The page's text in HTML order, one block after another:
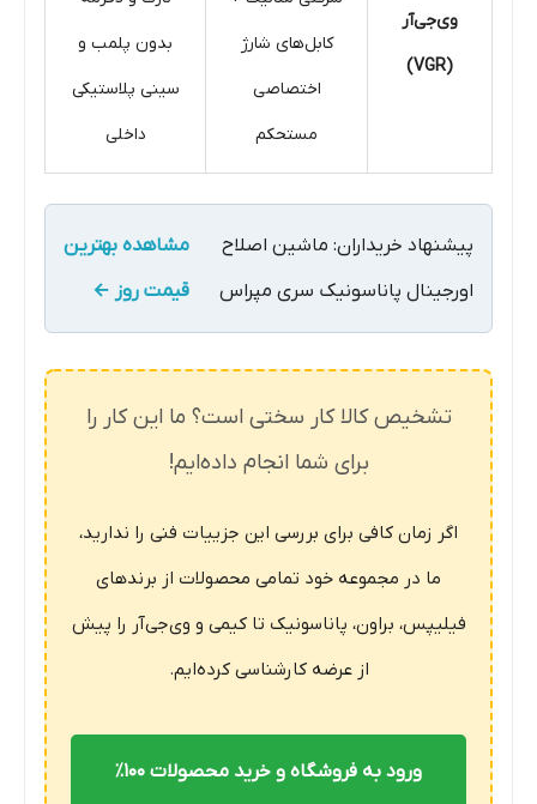
وی‌جی‌آر
(VGR)
کابل‌های شارژ
اختصاصی
مستحکم
بدون پلمب و
سینی پلاستیکی
داخلی
پیشنهاد خریداران: ماشین اصلاح
اورجینال پاناسونیک سری مپراس
مشاهده بهترین
قیمت روز ←
تشخیص کالا کار سختی است؟ ما این کار را
برای شما انجام داده‌ایم!
اگر زمان کافی برای بررسی این جزییات فنی را ندارید،
ما در مجموعه خود تمامی محصولات از برندهای
فیلیپس، براون، پاناسونیک تا کیمی و وی‌جی‌آر را پیش
از عرضه کارشناسی کرده‌ایم.
ورود به فروشگاه و خرید محصولات ۱۰۰٪